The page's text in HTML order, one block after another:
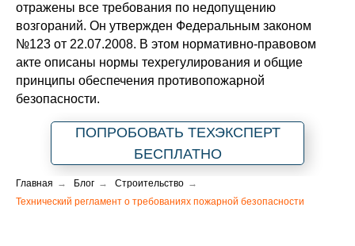
отражены все требования по недопущению
возгораний. Он утвержден Федеральным законом
№123 от 22.07.2008. В этом нормативно-правовом
акте описаны нормы техрегулирования и общие
принципы обеспечения противопожарной
безопасности.
ПОПРОБОВАТЬ ТЕХЭКСПЕРТ
БЕСПЛАТНО
Главная → Блог → Строительство →
Технический регламент о требованиях пожарной безопасности